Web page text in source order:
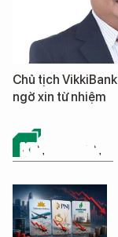
Chủ tịch
ngờ xin từ nhiệm
KINH DOANH